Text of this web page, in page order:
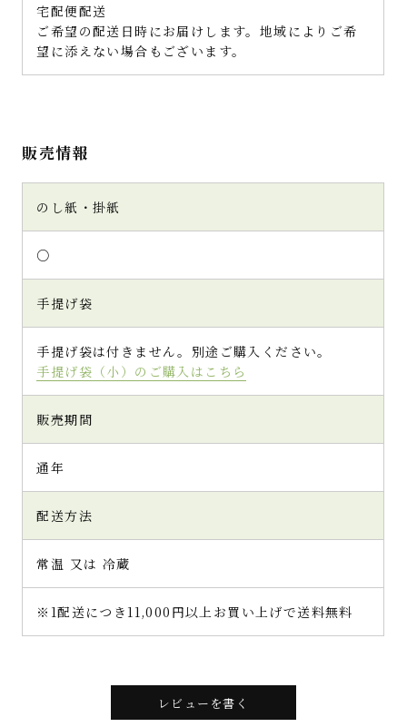
宅配便配送
ご希望の配送日時にお届けします。地域によりご希
望に添えない場合もございます。
販売情報
のし紙・掛紙
○
手提げ袋
手提げ袋は付きません。別途ご購入ください。
手提げ袋（小）のご購入はこちら
販売期間
通年
配送方法
常温 又は 冷蔵
※1配送につき11,000円以上お買い上げで送料無料
レビューを書く